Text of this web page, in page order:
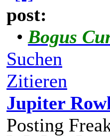
post:
• Bogus
Suchen
Zitieren
Jupiter
Posting